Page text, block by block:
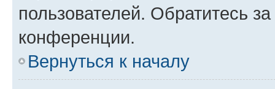
пользователей. Обратитесь
конференции.
Вернуться к началу